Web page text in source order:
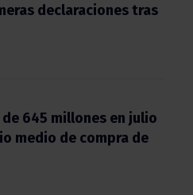
declaraciones tras
645 millones en julio
medio de compra de